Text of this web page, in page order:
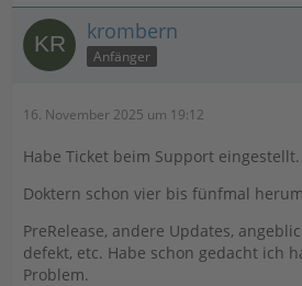
krombern
Anfänger
16. November 2025 um 19:12
Habe Ticket beim Support eingestellt.
Doktern schon vier bis fünfmal
PreRelease, andere Updates,
defekt, etc. Habe schon gedacht ich
Problem.